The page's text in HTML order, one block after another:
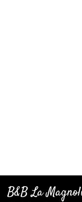
B&B La